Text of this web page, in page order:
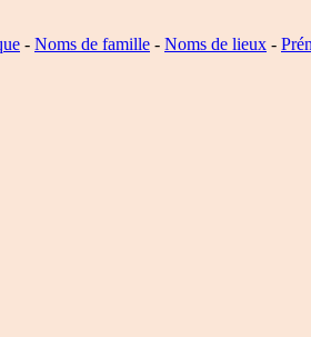
- Noms de famille - Noms de lieux -